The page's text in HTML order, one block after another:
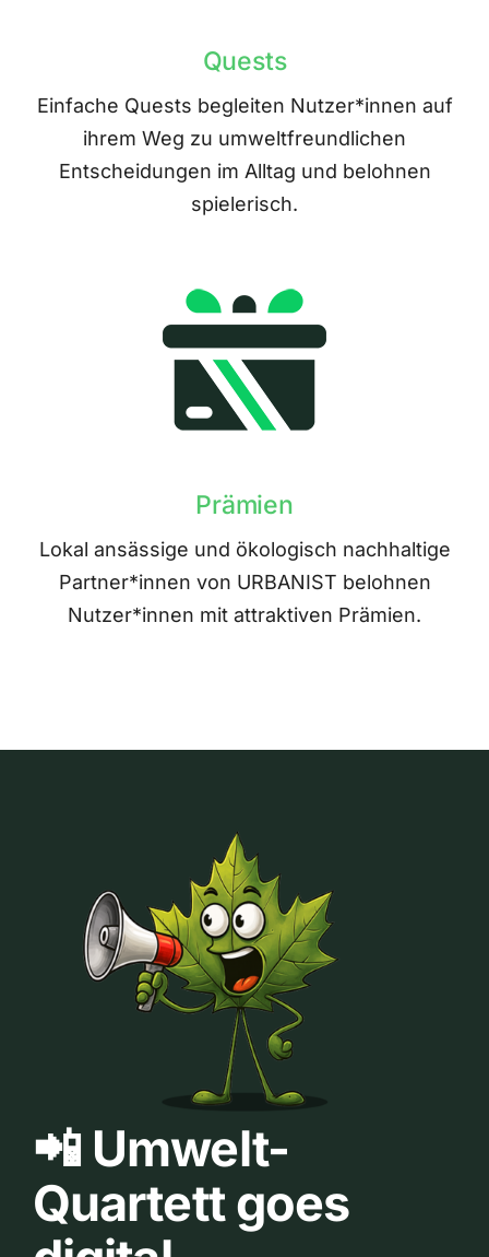
Quests
Einfache Quests begleiten Nutzer*innen auf
ihrem Weg zu umweltfreundlichen
Entscheidungen im Alltag und belohnen
spielerisch.
Prämien
Lokal ansässige und ökologisch nachhaltige
Partner*innen von URBANIST belohnen
Nutzer*innen mit attraktiven Prämien.
📲 Umwelt-
Quartett goes